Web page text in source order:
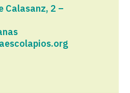
Calasanz, 2 –